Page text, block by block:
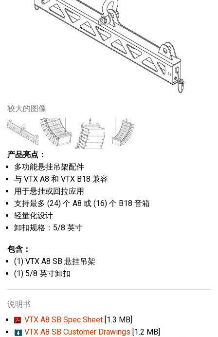
较大的图像
产品亮点：
多功能悬挂吊架配件
与 VTX A8 和 VTX B18 兼容
用于悬挂或回拉应用
支持最多 (24) 个 A8 或 (16) 个 B18 音箱
轻量化设计
卸扣规格：5/8 英寸
包含：
(1) VTX A8 SB 悬挂吊架
(1) 5/8 英寸卸扣
说明书
VTX A8 SB Spec Sheet [1.3 MB]
VTX A8 SB Customer Drawings [1.2 MB]